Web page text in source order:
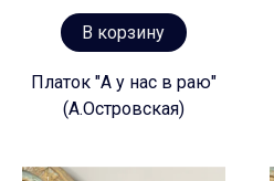
В корзину
Платок "А у нас в раю"
(А.Островская)